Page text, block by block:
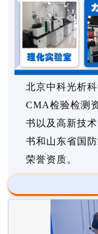
北京中科光析
CMA检验检测
书以及高新技
书和山东省国
荣誉资质。